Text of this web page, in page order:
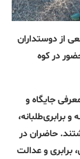
جمعی از دوستداران
در کوه
جایگاه و
برابری‌طلبانه،
حاضران در
برابری و عدالت